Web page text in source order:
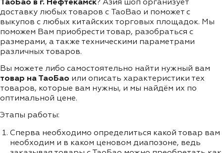
ТаоБао в г. Нефтекамск? Азия шоп организует
доставку любых товаров с TaoBao и поможет с
выкупов с любых китайских торговых площадок. Мы
поможем Вам приобрести товар, разобраться с
размерами, а также техническими параметрами
различных товаров.
Вы можете либо самостоятельно найти нужный вам
товар на ТаоБао или описать характеристики тех
товаров, которые вам нужны, и мы найдём их по
оптимальной цене.
Этапы работы:
Сперва необходимо определиться какой товар вам
необходим и в каком ценовом диапозоне, ведь